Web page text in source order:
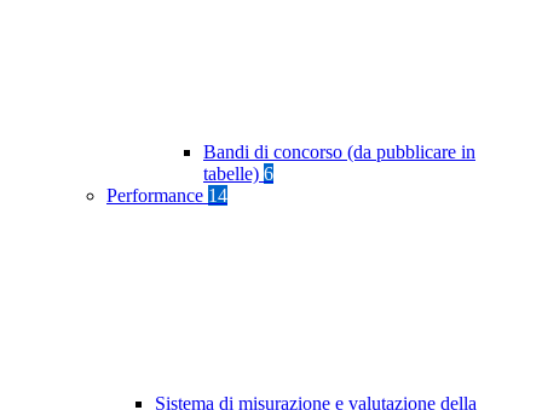
Bandi di concorso (da pubblicare in
tabelle) 6
Performance 14
Sistema di misurazione e valutazione della